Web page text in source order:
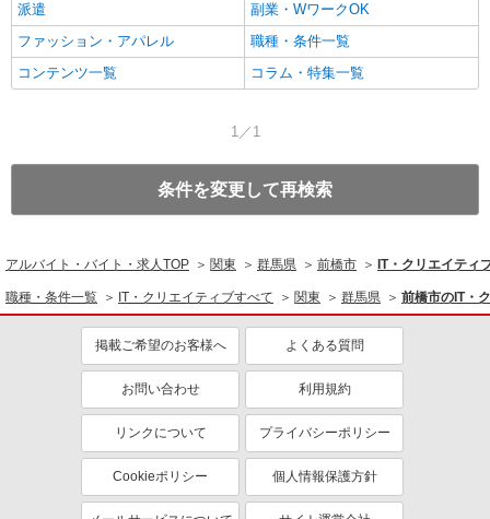
派遣
副業・WワークOK
ファッション・アパレル
職種・条件一覧
コンテンツ一覧
コラム・特集一覧
1／1
条件を変更して再検索
アルバイト・バイト・求人TOP 関東 群馬県 前橋市 IT・クリエイティ
職種・条件一覧 IT・クリエイティブすべて 関東 群馬県 前橋市のIT・
掲載ご希望のお客様へ よくある質問
お問い合わせ 利用規約
リンクについて プライバシーポリシー
Cookieポリシー 個人情報保護方針